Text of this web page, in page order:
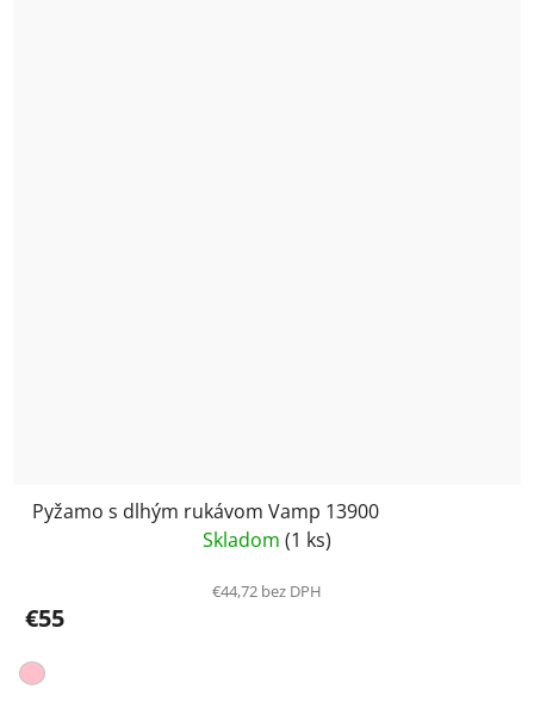
Pyžamo s dlhým rukávom Vamp 13900
Skladom (1 ks)
€44,72 bez DPH
€55